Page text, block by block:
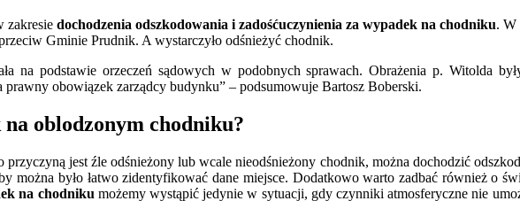
zakresie dochodzenia odszkodowania i zadośćuczynienia za wypadek na chodniku. W
Gminie Prudnik. A wystarczyło odśnieżyć chodnik.
na podstawie orzeczeń sądowych w podobnych sprawach. Obrażenia p. Witolda
obowiązek zarządcy budynku” – podsumowuje Bartosz Boberski.
oblodzonym chodniku?
jest źle odśnieżony lub wcale nieodśnieżony chodnik, można dochodzić
można było łatwo zidentyfikować dane miejsce. Dodatkowo warto zadbać również o
na chodniku możemy wystąpić jedynie w sytuacji, gdy czynniki atmosferyczne nie